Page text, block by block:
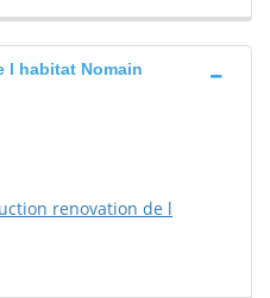
l habitat Nomain
renovation de l